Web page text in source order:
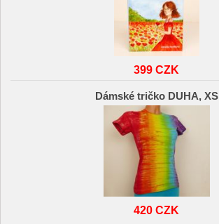
399 CZK
Dámské tričko DUHA, XS
420 CZK